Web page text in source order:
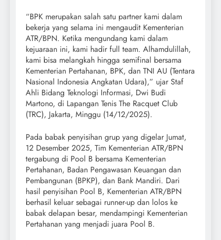
“BPK merupakan salah satu partner kami dalam
bekerja yang selama ini mengaudit Kementerian
ATR/BPN. Ketika mengundang kami dalam
kejuaraan ini, kami hadir full team. Alhamdulillah,
kami bisa melangkah hingga semifinal bersama
Kementerian Pertahanan, BPK, dan TNI AU (Tentara
Nasional Indonesia Angkatan Udara),” ujar Staf
Ahli Bidang Teknologi Informasi, Dwi Budi
Martono, di Lapangan Tenis The Racquet Club
(TRC), Jakarta, Minggu (14/12/2025).
Pada babak penyisihan grup yang digelar Jumat,
12 Desember 2025, Tim Kementerian ATR/BPN
tergabung di Pool B bersama Kementerian
Pertahanan, Badan Pengawasan Keuangan dan
Pembangunan (BPKP), dan Bank Mandiri. Dari
hasil penyisihan Pool B, Kementerian ATR/BPN
berhasil keluar sebagai runner-up dan lolos ke
babak delapan besar, mendampingi Kementerian
Pertahanan yang menjadi juara Pool B.